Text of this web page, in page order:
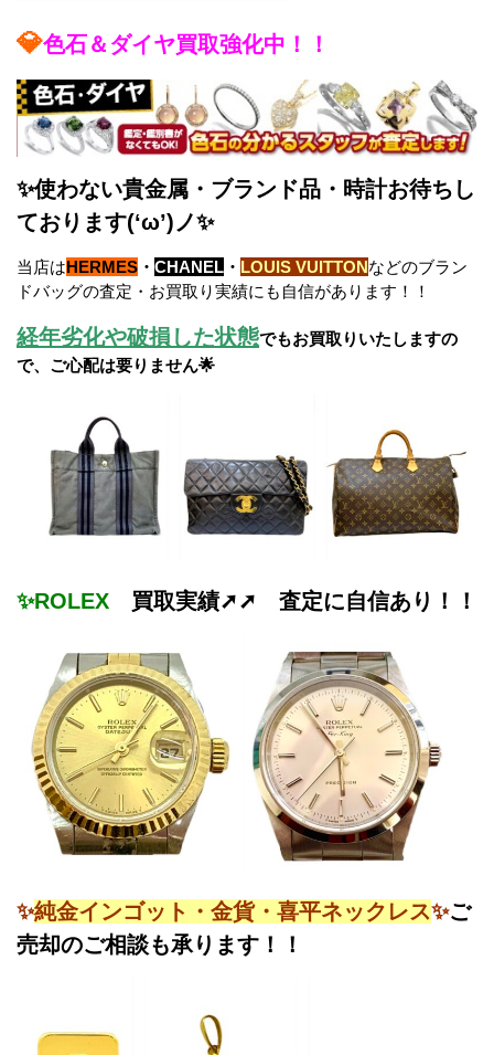
💎色石＆ダイヤ買取強化中！！
✨使わない貴金属・ブランド品・時計お待ちし
ております(‘ω’)ノ✨
当店はHERMES ・ CHANEL ・ LOUIS VUITTONなどのブラン
ドバッグの査定・お買取り実績にも自信があります！！
経年劣化や破損した状態でもお買取りいたしますの
で、ご心配は要りません🌟
✨ROLEX 買取実績➚➚ 査定に自信あり！！
✨純金インゴット・金貨・喜平ネックレス✨ご
売却のご相談も承ります！！